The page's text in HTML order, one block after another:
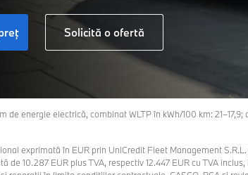
Solicită o ofertă
de energie electrică, combinat WLTP în kWh/100 km:
exprimată în EUR prin UniCredit Fleet Management
de 10.287 EUR plus TVA, respectiv 12.447 EUR cu TVA